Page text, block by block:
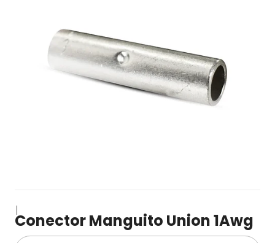
|
Conector Manguito Union 1Awg